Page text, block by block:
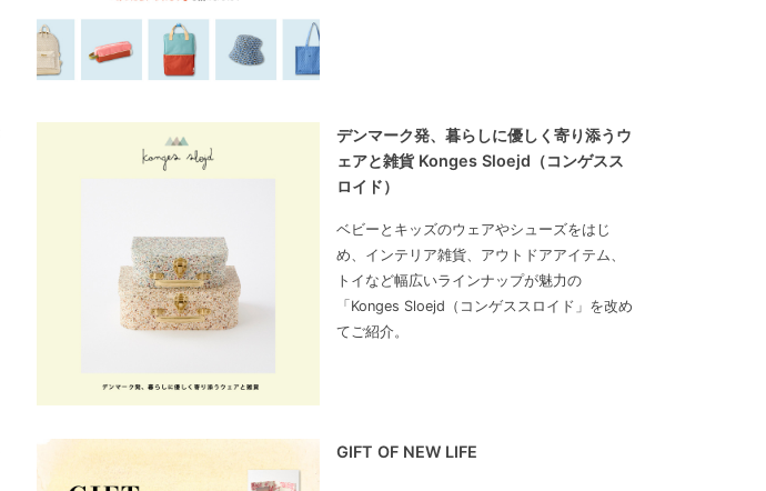
デンマーク発、暮らしに優しく寄り添うウ
ェアと雑貨 Konges Sloejd（コンゲスス
ロイド）
ベビーとキッズのウェアやシューズをはじ
め、インテリア雑貨、アウトドアアイテム、
トイなど幅広いラインナップが魅力の
「Konges Sloejd（コンゲススロイド」を改め
てご紹介。
GIFT OF NEW LIFE